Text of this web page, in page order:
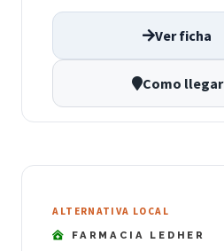
Ver ficha
Como llegar
ALTERNATIVA LOCAL
FARMACIA LEDHER